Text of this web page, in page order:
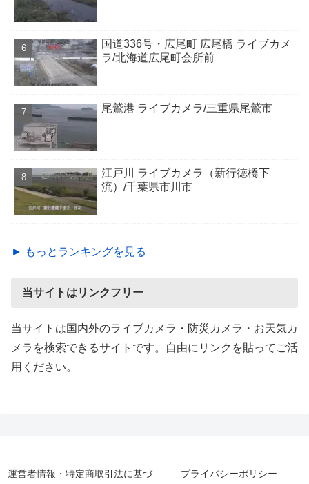
国道336号・広尾町 広尾橋 ライブカメ
ラ/北海道広尾町会所前
尾鷲港 ライブカメラ/三重県尾鷲市
江戸川 ライブカメラ（新行徳橋下
流）/千葉県市川市
► もっとランキングを見る
当サイトはリンクフリー
当サイトは国内外のライブカメラ・防災カメラ・お天気カ
メラを検索できるサイトです。自由にリンクを貼ってご活
用ください。
運営者情報・特定商取引法に基づ プライバシーポリシー